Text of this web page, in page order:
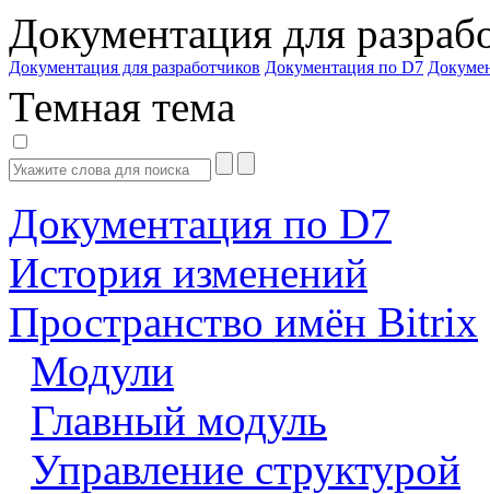
Документация для
Документация для разработчиков Документация по D7
Темная тема
Документация по D7
История изменений
Пространство имён Bitrix
Модули
Главный модуль
Управление структурой